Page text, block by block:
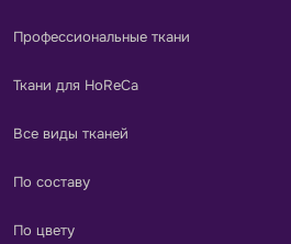
Профессиональные ткани
Ткани для HoReCa
Все виды тканей
По составу
По цвету